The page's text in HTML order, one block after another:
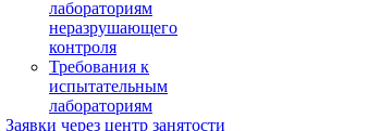
лабораториям
неразрушающего
контроля
Требования к
испытательным
лабораториям
Заявки через центр занятости